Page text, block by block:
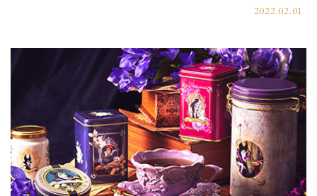
2022.02.01